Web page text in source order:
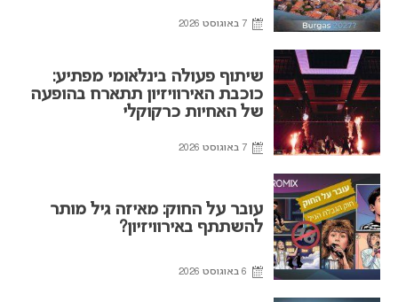
7 באוגוסט 2026
שיתוף פעולה בינלאומי מפתיע:
כוכבת האירוויזיון תתארח בהופעה
של האחיות כרקוקלי
7 באוגוסט 2026
עובר על החוק: מאיזה גיל מותר
להשתתף באירוויזיון?
6 באוגוסט 2026